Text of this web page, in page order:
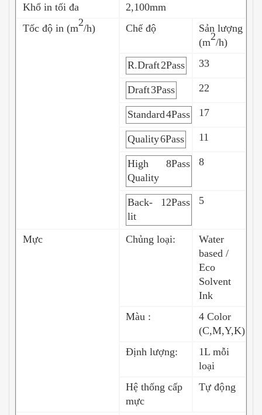
Khổ in tối đa
2,100mm
Tốc độ in (m2/h) Chế độ
Sản lượng
(m2/h)
R.Draft2Pass 33
Draft3Pass 22
Standard4Pass 17
Quality6Pass 11
High
Quality
8Pass 8
Back-
lit
12Pass 5
Mực Chủng loại:
Water
based /
Eco
Solvent
Ink
Màu :
4 Color
(C,M,Y,K)
Định lượng:
1L mỗi
loại
Hệ thống cấp
mực
Tự động